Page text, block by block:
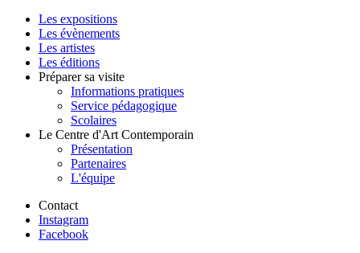
Navigation
principale
Les expositions
Les évènements
Les artistes
Les éditions
Préparer sa visite
Informations pratiques
Service pédagogique
Scolaires
Le Centre d'Art Contemporain
Présentation
Partenaires
L'équipe
Contact
Instagram
Facebook